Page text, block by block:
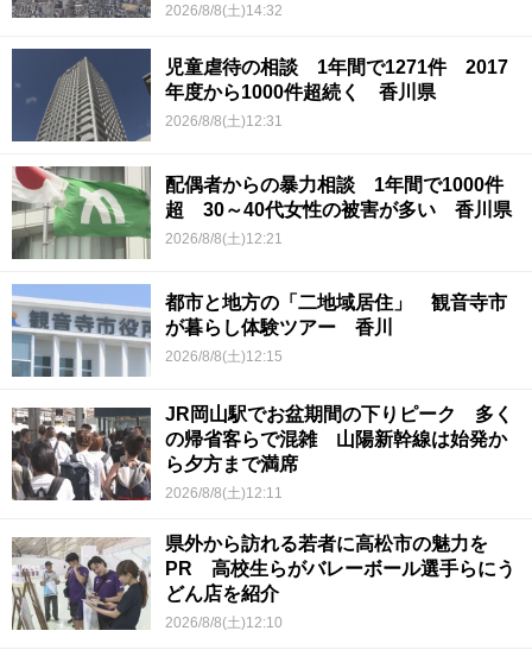
2026/8/8(土)14:32
児童虐待の相談 1年間で1271件 2017
年度から1000件超続く 香川県
2026/8/8(土)12:31
配偶者からの暴力相談 1年間で1000件
超 30～40代女性の被害が多い 香川県
2026/8/8(土)12:21
都市と地方の「二地域居住」 観音寺市
が暮らし体験ツアー 香川
2026/8/8(土)12:15
JR岡山駅でお盆期間の下りピーク 多く
の帰省客らで混雑 山陽新幹線は始発か
ら夕方まで満席
2026/8/8(土)12:11
県外から訪れる若者に高松市の魅力を
PR 高校生らがバレーボール選手らにう
どん店を紹介
2026/8/8(土)12:10